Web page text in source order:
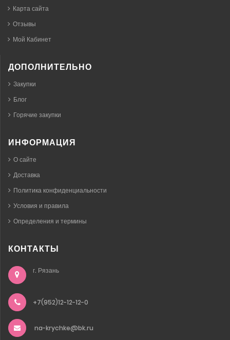
Карта сайта
Отзывы
Мой Кабинет
ДОПОЛНИТЕЛЬНО
Закупки
Блог
Горячие закупки
ИНФОРМАЦИЯ
О сайте
Доставка
Политика конфиденциальности
Условия и правила
Определения и термины
КОНТАКТЫ
г. Рязань
+7(952)12-12-12-0
na-krychke@bk.ru